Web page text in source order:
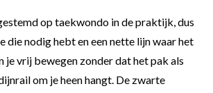
op taekwondo in de praktijk, dus
die nodig hebt en een nette lijn waar het
je vrij bewegen zonder dat het pak als
om je heen hangt. De zwarte